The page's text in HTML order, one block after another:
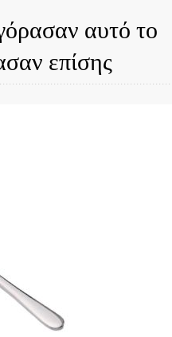
αυτό το
επίσης